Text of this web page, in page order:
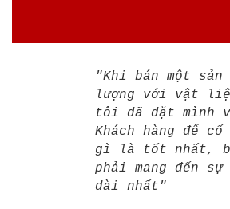
"Khi bán một sản
lượng với vật
tôi đã đặt mình
Khách hàng để cố
gì là tốt nhất,
phải mang đến
dài nhất"